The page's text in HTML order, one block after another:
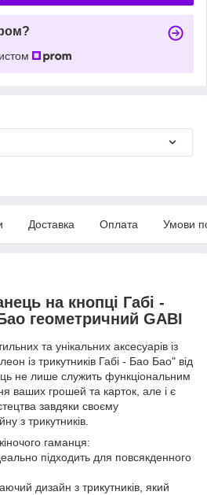
Доставка Оплата Умови
на кнопці Габі -
геометричний GABI
та унікальних аксесуарів із
із трикутників Габі - Бао Бао" від
не лише служить функціональним
ваших грошей та карток, але і є
завдяки своєму
з трикутників.
гаманця:
підходить для повсякденного
дизайн з трикутників, який